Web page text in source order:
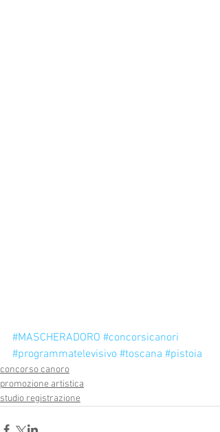
#MASCHERADORO #concorsicanori
#programmatelevisivo #toscana #pistoia
concorso canoro
promozione artistica
studio registrazione